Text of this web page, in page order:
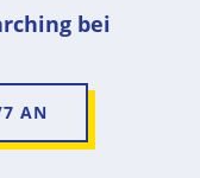
bei
7 AN